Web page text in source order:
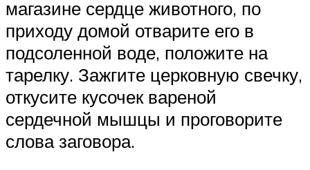
магазине сердце животного, по
приходу домой отварите его в
подсоленной воде, положите на
тарелку. Зажгите церковную свечку,
откусите кусочек вареной
сердечной мышцы и проговорите
слова заговора.